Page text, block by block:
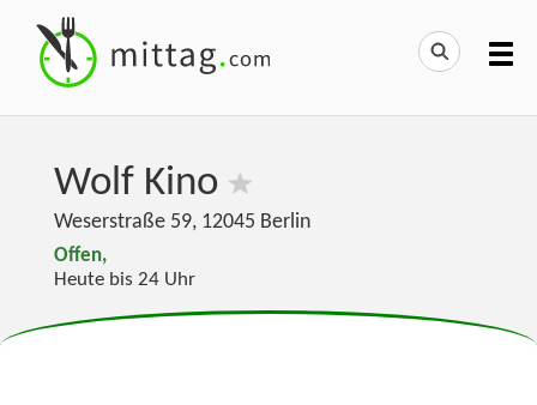
Wolf Kino
Weserstraße 59, 12045 Berlin
Offen,
Heute bis 24 Uhr